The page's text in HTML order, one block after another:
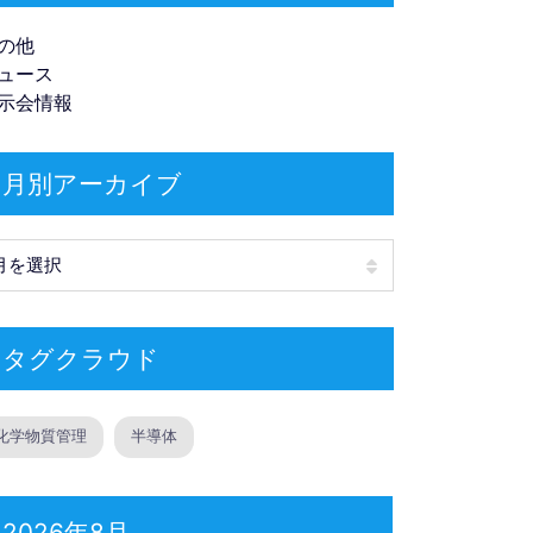
他
ース
会情報
月別アーカイブ
アーカイブ
タグクラウド
学物質管理 半導体